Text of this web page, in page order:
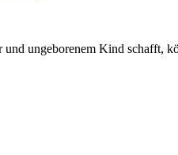
und ungeborenem Kind schafft,